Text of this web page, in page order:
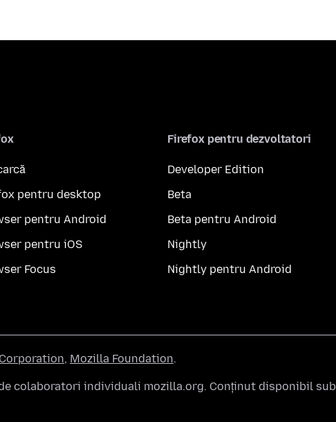
pentru desktop
pentru Android
pentru iOS
Focus
Firefox pentru dezvoltatori
Developer Edition
Beta
Beta pentru Android
Nightly
Nightly pentru Android
, Mozilla Foundation.
colaboratori individuali mozilla.org. Conținut disponibil sub